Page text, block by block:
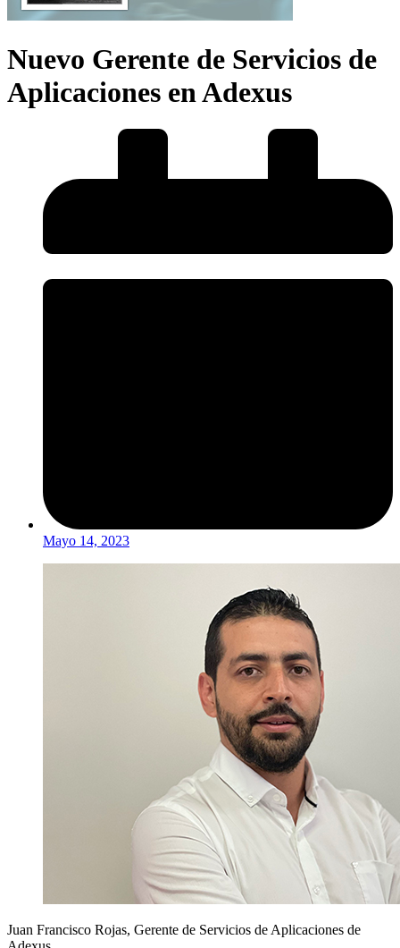
Nuevo Gerente de Servicios de
Aplicaciones en Adexus
Mayo 14, 2023
Juan Francisco Rojas, Gerente de Servicios de Aplicaciones de